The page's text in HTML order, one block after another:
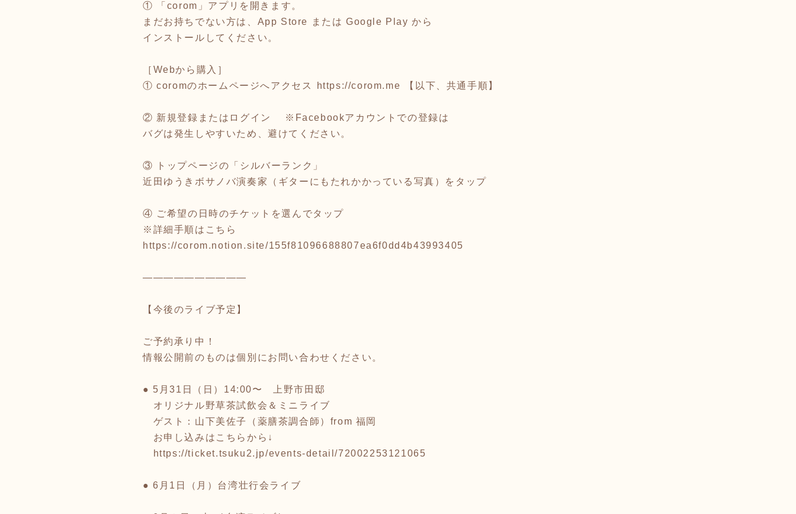
① 「corom」アプリを開きます。
まだお持ちでない方は、App Store または Google Play から
インストールしてください。
［Webから購入］
① coromのホームページへアクセス ⁦
https://corom.me ⁩ 【以下、共通手順】
② 新規登録またはログイン ※Facebookアカウントでの登録は
バグは発生しやすいため、避けてください。
③ トップページの「シルバーランク」
近田ゆうきボサノバ演奏家（ギターにもたれかかっている写真）をタップ
④ ご希望の日時のチケットを選んでタップ
※詳細手順はこちら
https://corom.notion.site/155f81096688807ea6f0dd4b43993405
――――――――――
【今後のライブ予定】
ご予約承り中！
情報公開前のものは個別にお問い合わせください。
● 5月31日（日）14:00〜 上野市田邸
オリジナル野草茶試飲会＆ミニライブ
ゲスト：山下美佐子（薬膳茶調合師）from 福岡
お申し込みはこちらから↓
https://ticket.tsuku2.jp/events-detail/72002253121065
● 6月1日（月）台湾壮行会ライブ